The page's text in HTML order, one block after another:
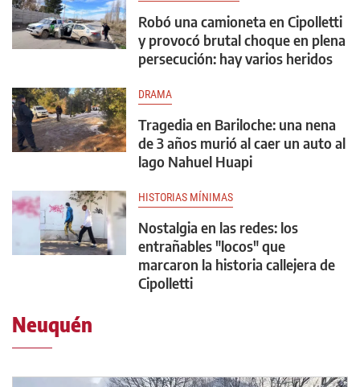
Robó una camioneta en Cipolletti
y provocó brutal choque en plena
persecución: hay varios heridos
DRAMA
Tragedia en Bariloche: una nena
de 3 años murió al caer un auto al
lago Nahuel Huapi
HISTORIAS MÍNIMAS
Nostalgia en las redes: los
entrañables "locos" que
marcaron la historia callejera de
Cipolletti
Neuquén